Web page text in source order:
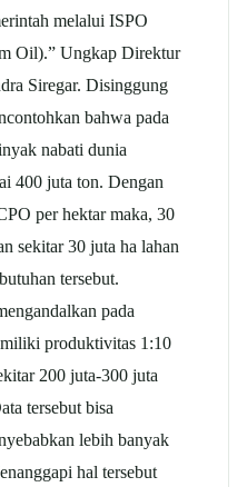
melalui ISPO
Oil).” Ungkap Direktur
Siregar. Disinggung
bahwa pada
nabati dunia
400 juta ton. Dengan
per hektar maka, 30
sekitar 30 juta ha lahan
tersebut.
pada
produktivitas 1:10
200 juta-300 juta
tersebut bisa
lebih banyak
hal tersebut